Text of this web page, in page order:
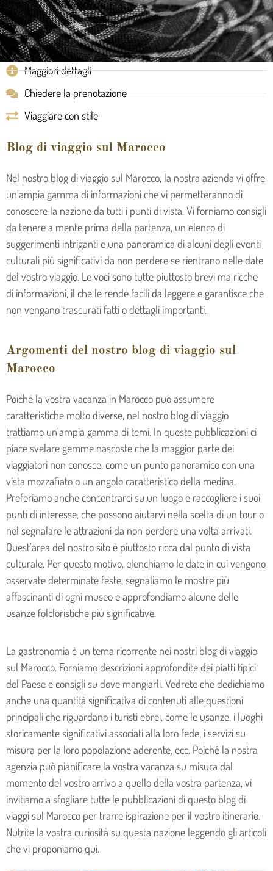
Maggiori dettagli
Chiedere la prenotazione
Viaggiare con stile
Blog di viaggio sul Marocco
Nel nostro blog di viaggio sul Marocco, la nostra azienda vi offre
un’ampia gamma di informazioni che vi permetteranno di
conoscere la nazione da tutti i punti di vista. Vi forniamo consigli
da tenere a mente prima della partenza, un elenco di
suggerimenti intriganti e una panoramica di alcuni degli eventi
culturali più significativi da non perdere se rientrano nelle date
del vostro viaggio. Le voci sono tutte piuttosto brevi ma ricche
di informazioni, il che le rende facili da leggere e garantisce che
non vengano trascurati fatti o dettagli importanti.
Argomenti del nostro blog di viaggio sul
Marocco
Poiché la vostra vacanza in Marocco può assumere
caratteristiche molto diverse, nel nostro blog di viaggio
trattiamo un’ampia gamma di temi. In queste pubblicazioni ci
piace svelare gemme nascoste che la maggior parte dei
viaggiatori non conosce, come un punto panoramico con una
vista mozzafiato o un angolo caratteristico della medina.
Preferiamo anche concentrarci su un luogo e raccogliere i suoi
punti di interesse, che possono aiutarvi nella scelta di un tour o
nel segnalare le attrazioni da non perdere una volta arrivati.
Quest’area del nostro sito è piuttosto ricca dal punto di vista
culturale. Per questo motivo, elenchiamo le date in cui vengono
osservate determinate feste, segnaliamo le mostre più
affascinanti di ogni museo e approfondiamo alcune delle
usanze folcloristiche più significative.
La gastronomia è un tema ricorrente nei nostri blog di viaggio
sul Marocco. Forniamo descrizioni approfondite dei piatti tipici
del Paese e consigli su dove mangiarli. Vedrete che dedichiamo
anche una quantità significativa di contenuti alle questioni
principali che riguardano i turisti ebrei, come le usanze, i luoghi
storicamente significativi associati alla loro fede, i servizi su
misura per la loro popolazione aderente, ecc. Poiché la nostra
agenzia può pianificare la vostra vacanza su misura dal
momento del vostro arrivo a quello della vostra partenza, vi
invitiamo a sfogliare tutte le pubblicazioni di questo blog di
viaggi sul Marocco per trarre ispirazione per il vostro itinerario.
Nutrite la vostra curiosità su questa nazione leggendo gli articoli
che vi proponiamo qui.